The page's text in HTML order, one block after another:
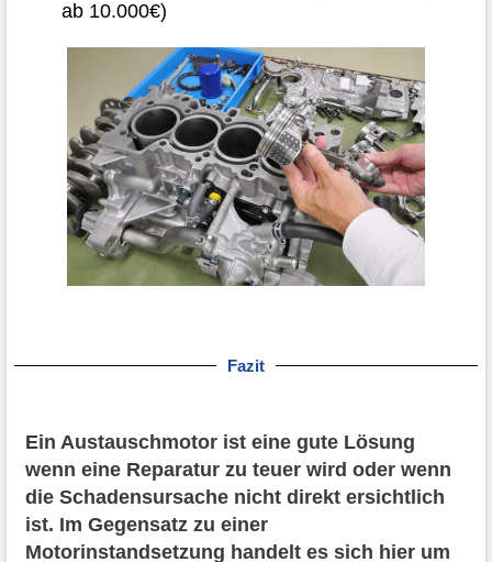
ab 10.000€)
Fazit
Ein Austauschmotor ist eine gute Lösung
wenn eine Reparatur zu teuer wird oder wenn
die Schadensursache nicht direkt ersichtlich
ist. Im Gegensatz zu einer
Motorinstandsetzung handelt es sich hier um